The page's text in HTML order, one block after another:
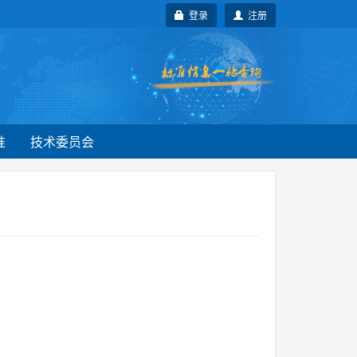
注册
登录
技术委员会